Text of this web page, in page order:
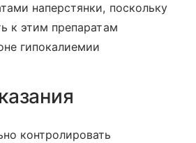
наперстянки, поскольку
к этим препаратам
гипокалиемии
контролировать